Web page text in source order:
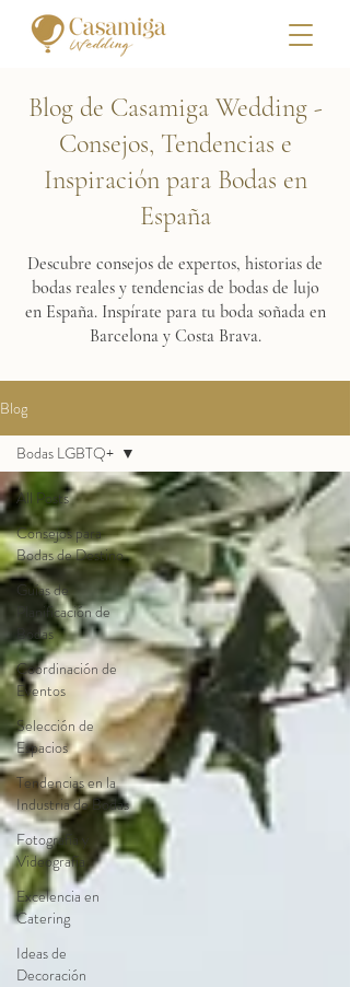
Blog de Casamiga Wedding -
Consejos, Tendencias e
Inspiración para Bodas en
España
Descubre consejos de expertos, historias de
bodas reales y tendencias de bodas de lujo
en España. Inspírate para tu boda soñada en
Barcelona y Costa Brava.
Blog
All Posts
Consejos para
Bodas de Destino
Guías de
Planificación de
Bodas
Coordinación de
Eventos
Selección de
Espacios
Tendencias en la
Industria de Bodas
Fotografía y
Videografía
Excelencia en
Catering
Ideas de
Decoración
Bodas LGBTQ+